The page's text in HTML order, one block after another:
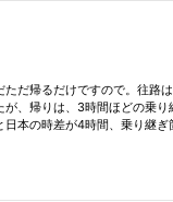
だ帰るだけですので。往路
が、帰りは、3時間ほどの乗り
本の時差が4時間、乗り継ぎ